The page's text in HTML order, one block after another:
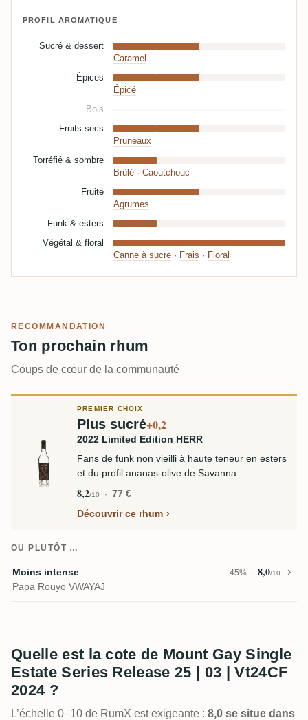
PROFIL AROMATIQUE
Sucré & dessert
Caramel
Épices
Épicé
Bois
Fruits secs
Pruneaux
Torréfié & sombre
Brûlé · Caoutchouc
Fruité
Agrumes
Funk & esters
Végétal & floral
Canne à sucre · Frais · Floral
RECOMMANDATION
Ton prochain rhum
Coups de cœur de la communauté
PREMIER CHOIX
Plus sucré+0,2
2022 Limited Edition HERR
Fans de funk non vieilli à haute teneur en esters
et du profil ananas-olive de Savanna
8,2/10
77 €
Découvrir ce rhum
OU PLUTÔT …
Moins intense 45% 8,0/10
Papa Rouyo VWAYAJ
Quelle est la cote de Mount Gay Single
Estate Series Release 25 | 03 | Vt24CF
2024 ?
L’échelle 0–10 de RumX est exigeante : 8,0 se situe dans